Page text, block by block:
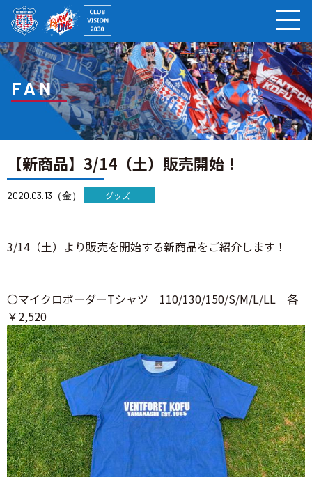
FAN
【新商品】3/14（土）販売開始！
2020.03.13（金） グッズ
3/14（土）より販売を開始する新商品をご紹介します！
〇マイクロボーダーTシャツ 110/130/150/S/M/L/LL 各
￥2,520